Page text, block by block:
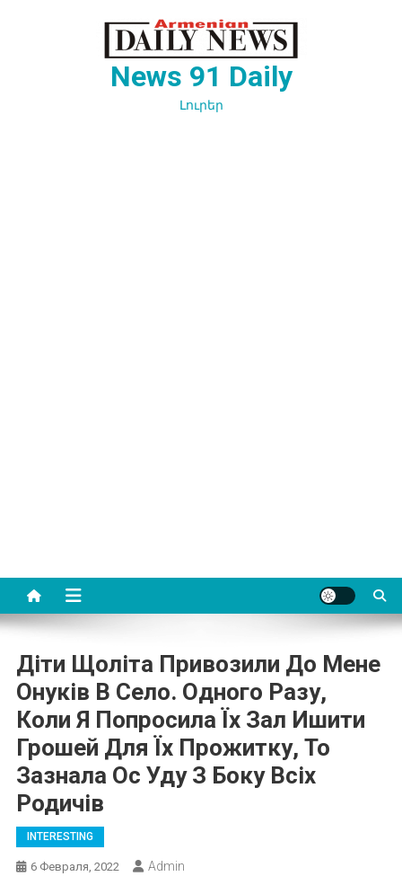
News 91 Daily
Լուրեր
Діти Щоліта Привозили До Мене
Онуків В Село. Одного Разу,
Коли Я Попросила Їх Зал Ишити
Грошей Для Їх Прожитку, То
Зазнала Ос Уду З Боку Всіх
Родичів
INTERESTING
6 Февраля, 2022 Admin